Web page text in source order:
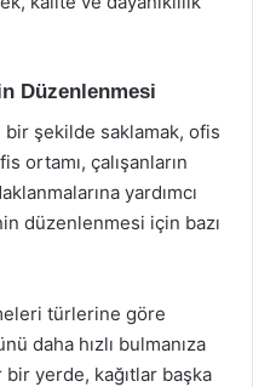
Düzenlenmesi
şekilde saklamak, ofis
ortamı, çalışanların
yardımcı
düzenlenmesi için bazı
türlerine göre
daha hızlı bulmanıza
bir yerde, kağıtlar başka